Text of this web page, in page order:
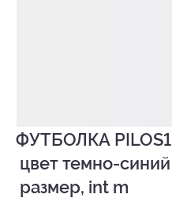
ФУТБОЛКА PILOS1
размер, int m